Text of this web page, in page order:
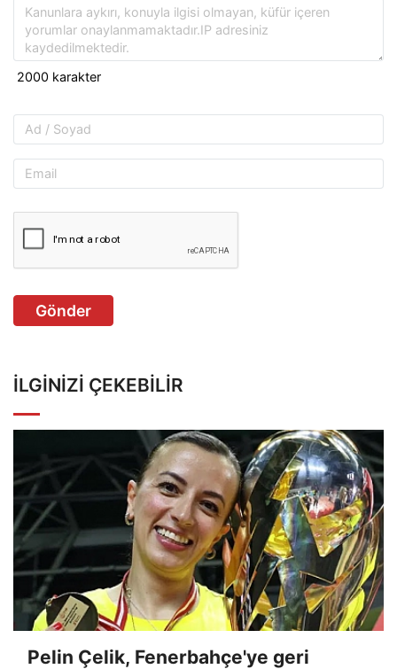
Gönder
İLGINIZI ÇEKEBILIR
Pelin Çelik, Fenerbahçe'ye geri